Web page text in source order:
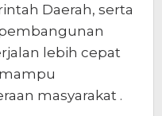
Daerah, serta
lebih cepat
masyarakat .